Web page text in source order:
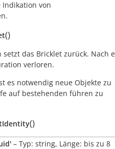
von
()
das Bricklet zurück. Nach
verloren.
es notwendig neue Objekte zu
auf bestehenden führen zu
()
– Typ: string, Länge: bis zu 8